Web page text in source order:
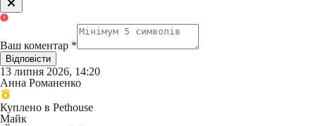
Ваш коментар *
Відповісти
13 липня 2026, 14:20
Анна Романенко
Куплено в Pethouse
Майк